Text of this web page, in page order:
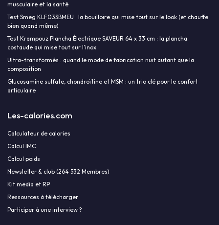
musculaire et la santé
Test Smeg KLF03SBMEU : la bouilloire qui mise tout sur le look (et chauffe
bien quand même)
Test Krampouz Plancha Électrique SAVEUR 64 x 33 cm : la plancha
costaude qui mise tout sur l’inox
Ultra-transformés : quand le mode de fabrication nuit autant que la
composition
Glucosamine sulfate, chondroïtine et MSM : un trio clé pour le confort
articulaire
Les-calories.com
Calculateur de calories
Calcul IMC
Calcul poids
Newsletter & club (264 532 Membres)
Kit media et RP
Ressources à télécharger
Participer à une interview ?